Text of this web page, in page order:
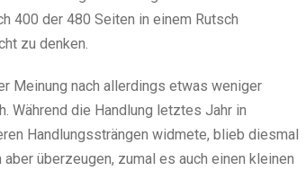
400 der 480 Seiten in einem Rutsch
zu denken.
Meinung nach allerdings etwas weniger
Während die Handlung letztes Jahr in
Handlungssträngen widmete, blieb diesmal
überzeugen, zumal es auch einen kleinen